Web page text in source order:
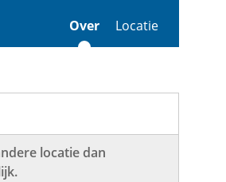
Over Locatie
locatie dan